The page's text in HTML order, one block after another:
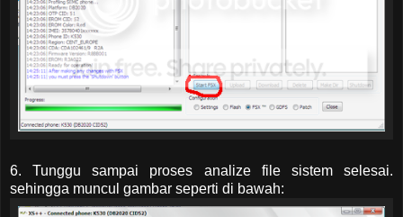
6. Tunggu sampai proses analize file sistem selesai.
sehingga muncul gambar seperti di bawah: